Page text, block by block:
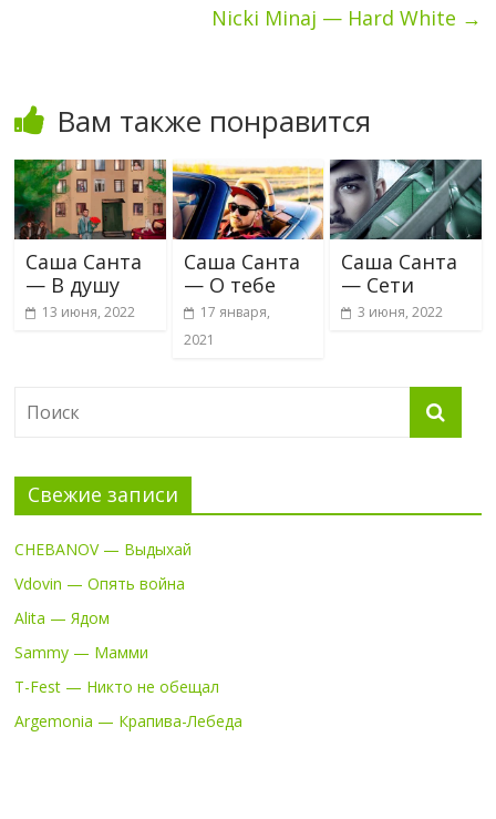
Nicki Minaj — Hard White →
Вам также понравится
Саша Санта
— В душу
13 июня, 2022
Саша Санта
— О тебе
17 января,
2021
Саша Санта
— Сети
3 июня, 2022
Свежие записи
CHEBANOV — Выдыхай
Vdovin — Опять война
Alita — Ядом
Sammy — Мамми
T-Fest — Никто не обещал
Argemonia — Крапива-Лебеда